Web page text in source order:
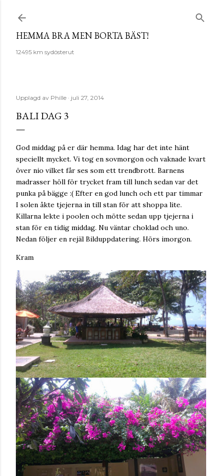
HEMMA BRA MEN BORTA BÄST!
12495 km sydösterut
Upplagd av Phille juli 27, 2014
BALI DAG 3
God middag på er där hemma. Idag har det inte hänt
speciellt mycket. Vi tog en sovmorgon och vaknade kvart
över nio vilket får ses som ett trendbrott. Barnens
madrasser höll för trycket fram till lunch sedan var det
punka på bägge :( Efter en god lunch och ett par timmar
I solen åkte tjejerna in till stan för att shoppa lite.
Killarna lekte i poolen och mötte sedan upp tjejerna i
stan för en tidig middag. Nu väntar choklad och uno.
Nedan följer en rejäl Bilduppdatering. Hörs imorgon.
Kram